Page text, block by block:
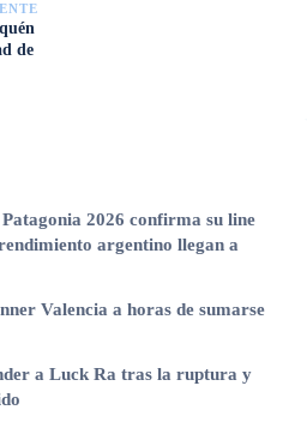
de
2026 confirma su line
argentino llegan a
Valencia a horas de sumarse
a Luck Ra tras la ruptura y